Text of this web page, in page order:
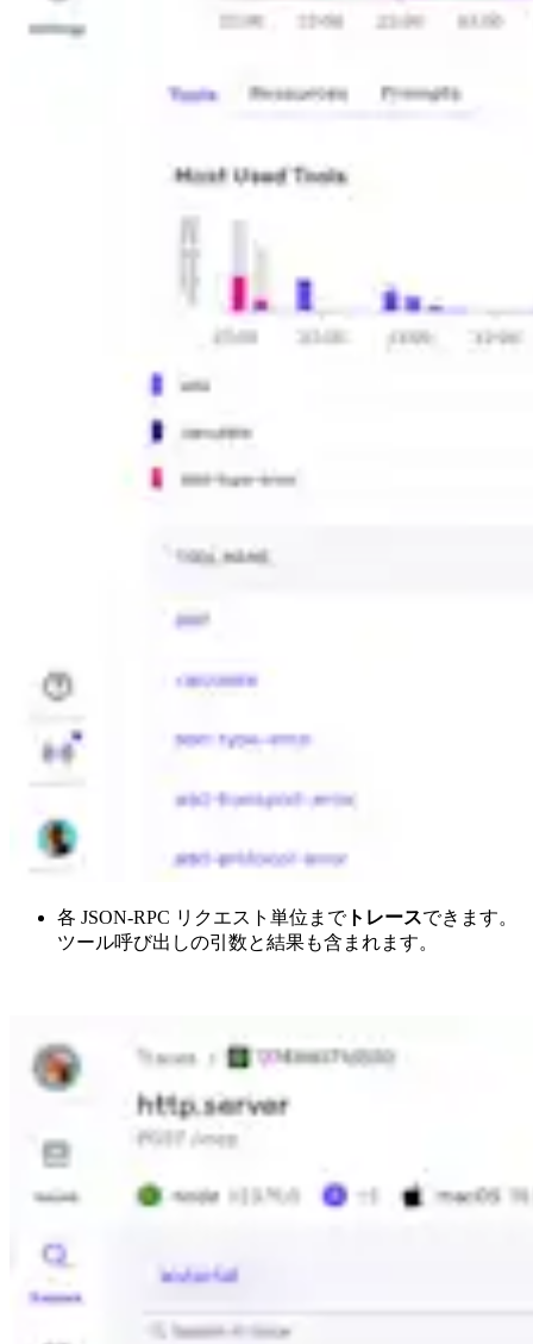
各 JSON-RPC リクエスト単位までトレースできます。
ツール呼び出しの引数と結果も含まれます。